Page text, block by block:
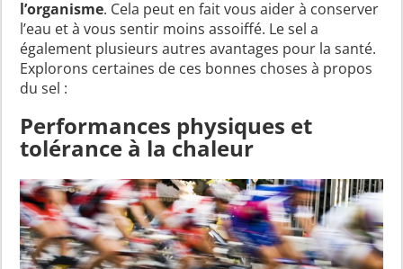
l’organisme. Cela peut en fait vous aider à conserver
l’eau et à vous sentir moins assoiffé. Le sel a
également plusieurs autres avantages pour la santé.
Explorons certaines de ces bonnes choses à propos
du sel :
Performances physiques et
tolérance à la chaleur